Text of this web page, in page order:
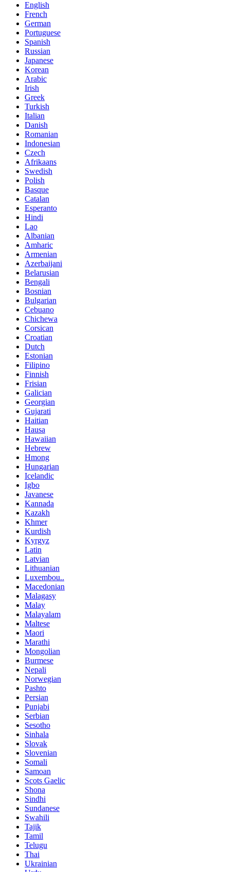
English
French
German
Portuguese
Spanish
Russian
Japanese
Korean
Arabic
Irish
Greek
Turkish
Italian
Danish
Romanian
Indonesian
Czech
Afrikaans
Swedish
Polish
Basque
Catalan
Esperanto
Hindi
Lao
Albanian
Amharic
Armenian
Azerbaijani
Belarusian
Bengali
Bosnian
Bulgarian
Cebuano
Chichewa
Corsican
Croatian
Dutch
Estonian
Filipino
Finnish
Frisian
Galician
Georgian
Gujarati
Haitian
Hausa
Hawaiian
Hebrew
Hmong
Hungarian
Icelandic
Igbo
Javanese
Kannada
Kazakh
Khmer
Kurdish
Kyrgyz
Latin
Latvian
Lithuanian
Luxembou..
Macedonian
Malagasy
Malay
Malayalam
Maltese
Maori
Marathi
Mongolian
Burmese
Nepali
Norwegian
Pashto
Persian
Punjabi
Serbian
Sesotho
Sinhala
Slovak
Slovenian
Somali
Samoan
Scots Gaelic
Shona
Sindhi
Sundanese
Swahili
Tajik
Tamil
Telugu
Thai
Ukrainian